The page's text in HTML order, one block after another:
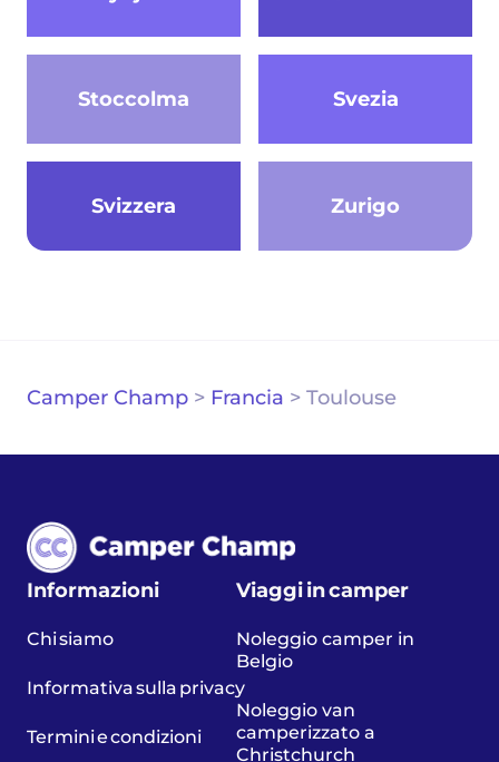
Stoccolma Svezia
Svizzera Zurigo
Camper Champ > Francia > Toulouse
Informazioni
Chi siamo
Informativa sulla privacy
Termini e condizioni
Viaggi in camper
Noleggio camper in
Belgio
Noleggio van
camperizzato a
Christchurch